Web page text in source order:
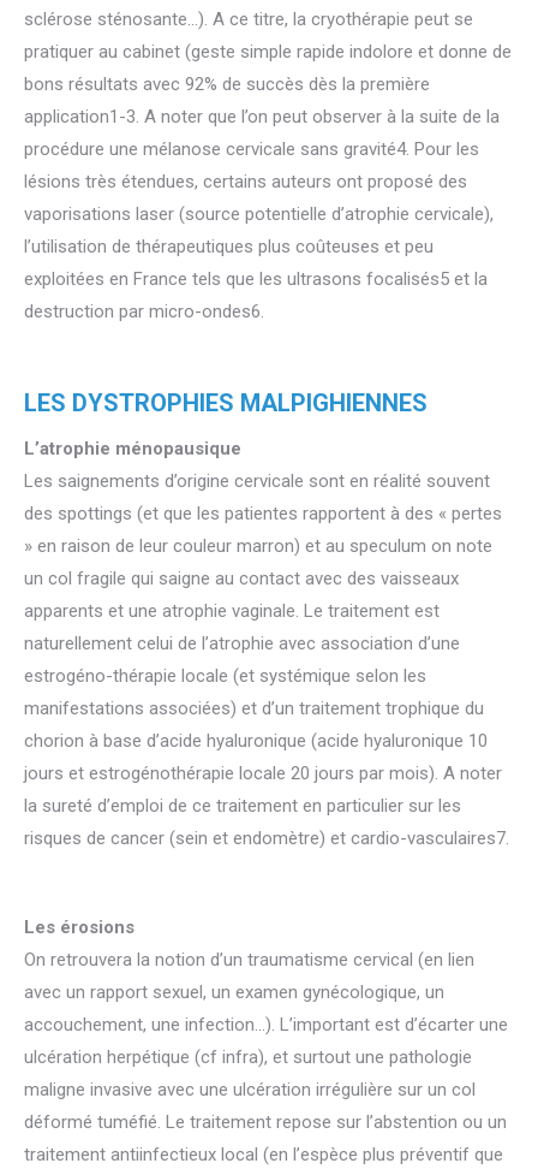
sclérose sténosante…). A ce titre, la cryothérapie peut se
pratiquer au cabinet (geste simple rapide indolore et donne de
bons résultats avec 92% de succès dès la première
application1-3. A noter que l’on peut observer à la suite de la
procédure une mélanose cervicale sans gravité4. Pour les
lésions très étendues, certains auteurs ont proposé des
vaporisations laser (source potentielle d’atrophie cervicale),
l’utilisation de thérapeutiques plus coûteuses et peu
exploitées en France tels que les ultrasons focalisés5 et la
destruction par micro-ondes6.
LES DYSTROPHIES MALPIGHIENNES
L’atrophie ménopausique
Les saignements d’origine cervicale sont en réalité souvent
des spottings (et que les patientes rapportent à des « pertes
» en raison de leur couleur marron) et au speculum on note
un col fragile qui saigne au contact avec des vaisseaux
apparents et une atrophie vaginale. Le traitement est
naturellement celui de l’atrophie avec association d’une
estrogéno-thérapie locale (et systémique selon les
manifestations associées) et d’un traitement trophique du
chorion à base d’acide hyaluronique (acide hyaluronique 10
jours et estrogénothérapie locale 20 jours par mois). A noter
la sureté d’emploi de ce traitement en particulier sur les
risques de cancer (sein et endomètre) et cardio-vasculaires7.
Les érosions
On retrouvera la notion d’un traumatisme cervical (en lien
avec un rapport sexuel, un examen gynécologique, un
accouchement, une infection…). L’important est d’écarter une
ulcération herpétique (cf infra), et surtout une pathologie
maligne invasive avec une ulcération irrégulière sur un col
déformé tuméfié. Le traitement repose sur l’abstention ou un
traitement antiinfectieux local (en l’espèce plus préventif que